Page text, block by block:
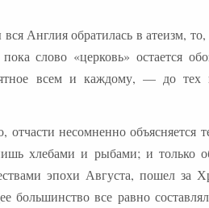
Англия обратилась в атеизм,
слово «церковь» остается
всем и каждому, — до тех
несомненно объясняется
хлебами и рыбами; и только
эпохи Августа, пошел за
большинство все равно